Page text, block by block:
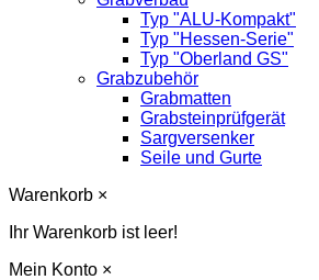
Typ "ALU-Kompakt"
Typ "Hessen-Serie"
Typ "Oberland GS"
Grabzubehör
Grabmatten
Grabsteinprüfgerät
Sargversenker
Seile und Gurte
Warenkorb ×
Ihr Warenkorb ist leer!
Mein Konto ×